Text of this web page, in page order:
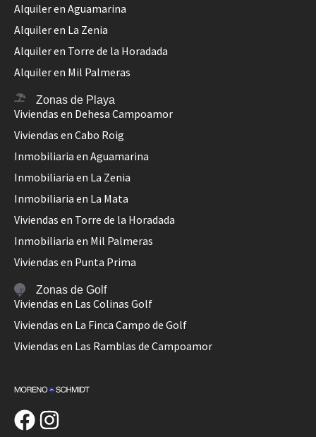
Alquiler en Aguamarina
Alquiler en La Zenia
Alquiler en Torre de la Horadada
Alquiler en Mil Palmeras
Zonas de Playa
Viviendas en Dehesa Campoamor
Viviendas en Cabo Roig
Inmobiliaria en Aguamarina
Inmobiliaria en La Zenia
Inmobiliaria en La Mata
Viviendas en Torre de la Horadada
Inmobiliaria en Mil Palmeras
Viviendas en Punta Prima
Zonas de Golf
Viviendas en Las Colinas Golf
Viviendas en La Finca Campo de Golf
Viviendas en Las Ramblas de Campoamor